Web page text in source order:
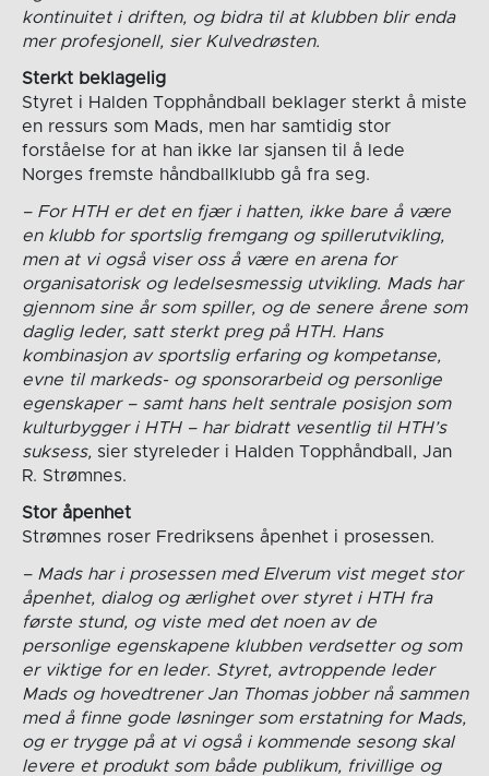
kontinuitet i driften, og bidra til at klubben blir enda
mer profesjonell, sier Kulvedrøsten.
Sterkt beklagelig
Styret i Halden Topphåndball beklager sterkt å miste
en ressurs som Mads, men har samtidig stor
forståelse for at han ikke lar sjansen til å lede
Norges fremste håndballklubb gå fra seg.
– For HTH er det en fjær i hatten, ikke bare å være
en klubb for sportslig fremgang og spillerutvikling,
men at vi også viser oss å være en arena for
organisatorisk og ledelsesmessig utvikling. Mads har
gjennom sine år som spiller, og de senere årene som
daglig leder, satt sterkt preg på HTH. Hans
kombinasjon av sportslig erfaring og kompetanse,
evne til markeds- og sponsorarbeid og personlige
egenskaper – samt hans helt sentrale posisjon som
kulturbygger i HTH – har bidratt vesentlig til HTH’s
suksess, sier styreleder i Halden Topphåndball, Jan
R. Strømnes.
Stor åpenhet
Strømnes roser Fredriksens åpenhet i prosessen.
– Mads har i prosessen med Elverum vist meget stor
åpenhet, dialog og ærlighet over styret i HTH fra
første stund, og viste med det noen av de
personlige egenskapene klubben verdsetter og som
er viktige for en leder. Styret, avtroppende leder
Mads og hovedtrener Jan Thomas jobber nå sammen
med å finne gode løsninger som erstatning for Mads,
og er trygge på at vi også i kommende sesong skal
levere et produkt som både publikum, frivillige og